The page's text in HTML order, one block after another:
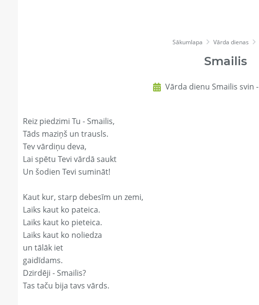
Sākumlapa Vārda dienas
Smailis
Vārda dienu Smailis svin -
Reiz piedzimi Tu - Smailis,
Tāds maziņš un trausls.
Tev vārdiņu deva,
Lai spētu Tevi vārdā saukt
Un šodien Tevi sumināt!
Kaut kur, starp debesīm un zemi,
Laiks kaut ko pateica.
Laiks kaut ko pieteica.
Laiks kaut ko noliedza
un tālāk iet
gaidīdams.
Dzirdēji - Smailis?
Tas taču bija tavs vārds.